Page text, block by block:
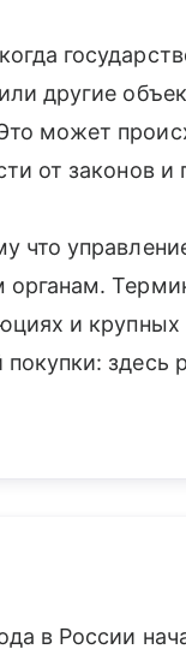
другие
может
от законов и
что
и
здесь
в России